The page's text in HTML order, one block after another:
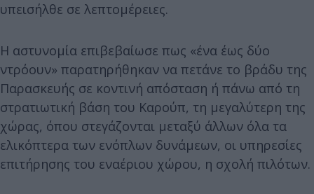
υπεισήλθε σε λεπτομέρειες.
Η αστυνομία επιβεβαίωσε πως «ένα έως δύο
ντρόουν» παρατηρήθηκαν να πετάνε το βράδυ της
Παρασκευής σε κοντινή απόσταση ή πάνω από τη
στρατιωτική βάση του Καρούπ, τη μεγαλύτερη της
χώρας, όπου στεγάζονται μεταξύ άλλων όλα τα
ελικόπτερα των ενόπλων δυνάμεων, οι υπηρεσίες
επιτήρησης του εναέριου χώρου, η σχολή πιλότων.